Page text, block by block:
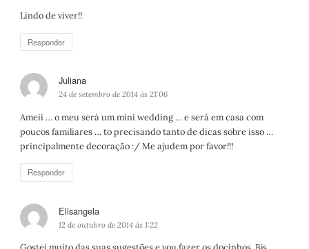
Lindo de viver!!
Responder
Juliana
i
s
e
:
24 de setembro de 2014 às 21:06
Ameii … o meu será um mini wedding … e será em casa com
poucos familiares … to precisando tanto de dicas sobre isso …
principalmente decoração :/ Me ajudem por favor!!!
Responder
Elisangela
i
12 de outubro de 2014 às 1:22